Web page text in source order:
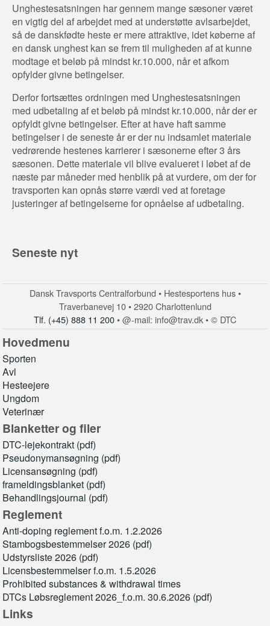
Unghestesatsningen har gennem mange sæsoner været
en vigtig del af arbejdet med at understøtte avlsarbejdet,
så de danskfødte heste er mere attraktive, idet køberne af
en dansk unghest kan se frem til muligheden af at kunne
modtage et beløb på mindst kr.10.000, når et afkom
opfylder givne betingelser.
Derfor fortsættes ordningen med Unghestesatsningen
med udbetaling af et beløb på mindst kr.10.000, når der er
opfyldt givne betingelser. Efter at have haft samme
betingelser i de seneste år er der nu indsamlet materiale
vedrørende hestenes karrierer i sæsonerne efter 3 års
sæsonen. Dette materiale vil blive evalueret i løbet af de
næste par måneder med henblik på at vurdere, om der for
travsporten kan opnås større værdi ved at foretage
justeringer af betingelserne for opnåelse af udbetaling.
Seneste nyt
Dansk Travsports Centralforbund • Hestesportens hus •
Traverbanevej 10 • 2920 Charlottenlund
Tlf. (+45) 888 11 200• @-mail: info@trav.dk • © DTC
Hovedmenu
Sporten
Avl
Hesteejere
Ungdom
Veterinær
Blanketter og filer
DTC-lejekontrakt (pdf)
Pseudonymansøgning (pdf)
Licensansøgning (pdf)
frameldingsblanket (pdf)
Behandlingsjournal (pdf)
Reglement
Anti-doping reglement f.o.m. 1.2.2026
Stambogsbestemmelser 2026 (pdf)
Udstyrsliste 2026 (pdf)
Licensbestemmelser f.o.m. 1.5.2026
Prohibited substances & withdrawal times
DTCs Løbsreglement 2026_f.o.m. 30.6.2026 (pdf)
Links